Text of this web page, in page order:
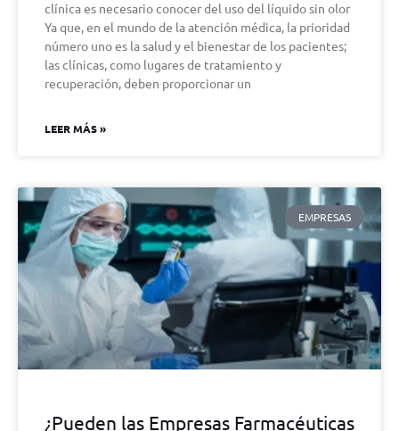
clínica es necesario conocer del uso del líquido sin olor
Ya que, en el mundo de la atención médica, la prioridad
número uno es la salud y el bienestar de los pacientes;
las clínicas, como lugares de tratamiento y
recuperación, deben proporcionar un
LEER MÁS »
EMPRESAS
¿Pueden las Empresas Farmacéuticas